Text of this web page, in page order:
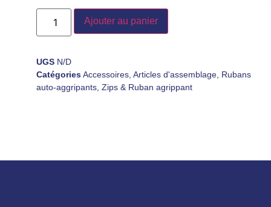
Ajouter au panier
UGS N/D
CatégoriesAccessoires Articles d'assemblage Rubans
auto-aggripants Zips & Ruban agrippant